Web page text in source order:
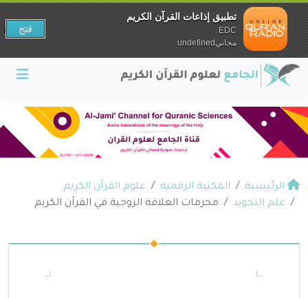
الرئيسية المكتبة الرقمية
علوم القرآن الكريم
علم التجويد
محرمات العلاقة الزوجية في القرآن الكريم
تطبيق إذاعات القرآن الكريم
EDC
مجانيundefined
فتح